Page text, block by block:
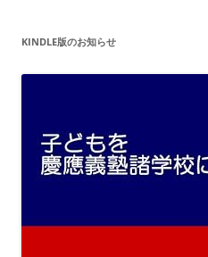
KINDLE版のお知らせ